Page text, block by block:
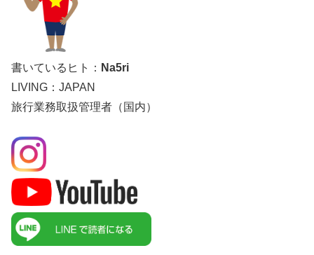
書いているヒト： Na5ri
LIVING：JAPAN
旅行業務取扱管理者（国内）